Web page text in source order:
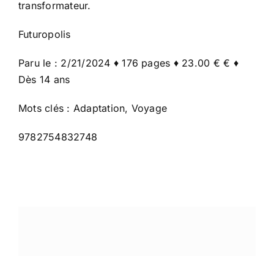
transformateur.
Futuropolis
Paru le : 2/21/2024 ♦ 176 pages ♦ 23.00 € € ♦
Dès 14 ans
Mots clés : Adaptation, Voyage
9782754832748